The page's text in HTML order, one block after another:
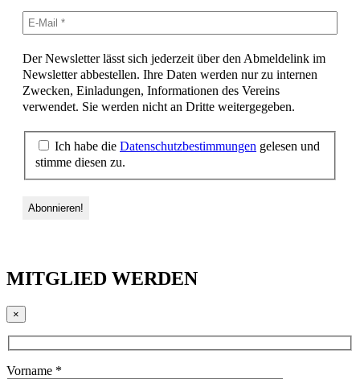
Der Newsletter lässt sich jederzeit über den Abmeldelink im
Newsletter abbestellen. Ihre Daten werden nur zu internen
Zwecken, Einladungen, Informationen des Vereins
verwendet. Sie werden nicht an Dritte weitergegeben.
Ich habe die Datenschutzbestimmungen gelesen und
stimme diesen zu.
MITGLIED WERDEN
×
Vorname *